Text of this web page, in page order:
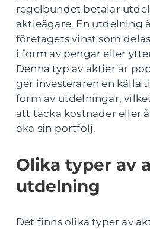
regelbundet betalar
aktieägare. En utdelning
företagets vinst som
i form av pengar eller
Denna typ av aktier är
ger investeraren en källa
form av utdelningar,
att täcka kostnader eller
öka sin portfölj.
Olika typer av
utdelning
Det finns olika typer av